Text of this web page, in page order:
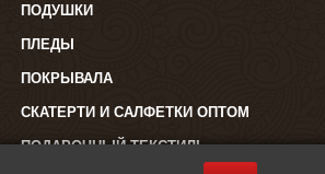
ПОДУШКИ
ПЛЕДЫ
ПОКРЫВАЛА
СКАТЕРТИ И САЛФЕТКИ ОПТОМ
ПОДАРОЧНЫЙ ТЕКСТИЛЬ